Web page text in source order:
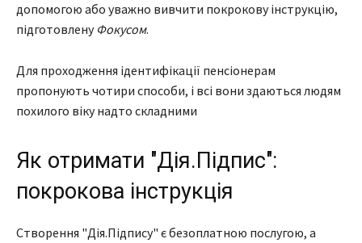
допомогою або уважно вивчити покрокову інструкцію,
підготовлену Фокусом.
Для проходження ідентифікації пенсіонерам
пропонують чотири способи, і всі вони здаються людям
похилого віку надто складними
Як отримати "Дія.Підпис":
покрокова інструкція
Створення "Дія.Підпису" є безоплатною послугою, а